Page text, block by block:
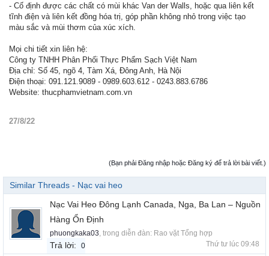
- Cố định được các chất có mùi khác Van der Walls, hoặc qua liên kết
tĩnh điện và liên kết đồng hóa trị, góp phần không nhỏ trong việc tạo
màu sắc và mùi thơm của xúc xích.
Mọi chi tiết xin liên hệ:
Công ty TNHH Phân Phối Thực Phẩm Sạch Việt Nam
Địa chỉ: Số 45, ngõ 4, Tàm Xá, Đông Anh, Hà Nội
Điện thoại: 091.121.9089 - 0989.603.612 - 0243.883.6786
Website: thucphamvietnam.com.vn
27/8/22
(Bạn phải Đăng nhập hoặc Đăng ký để trả lời bài viết.)
Similar Threads - Nạc vai heo
Nạc Vai Heo Đông Lạnh Canada, Nga, Ba Lan – Nguồn
Hàng Ổn Định
phuongkaka03 , trong diễn đàn: Rao vặt Tổng hợp
Trả lời: 0 Thứ tư lúc 09:48